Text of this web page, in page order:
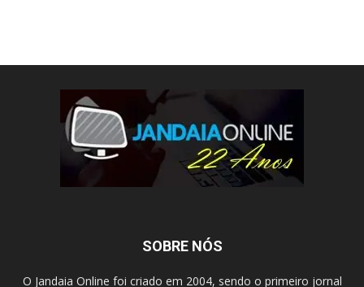
SOBRE NÓS
O Jandaia Online foi criado em 2004, sendo o primeiro jornal